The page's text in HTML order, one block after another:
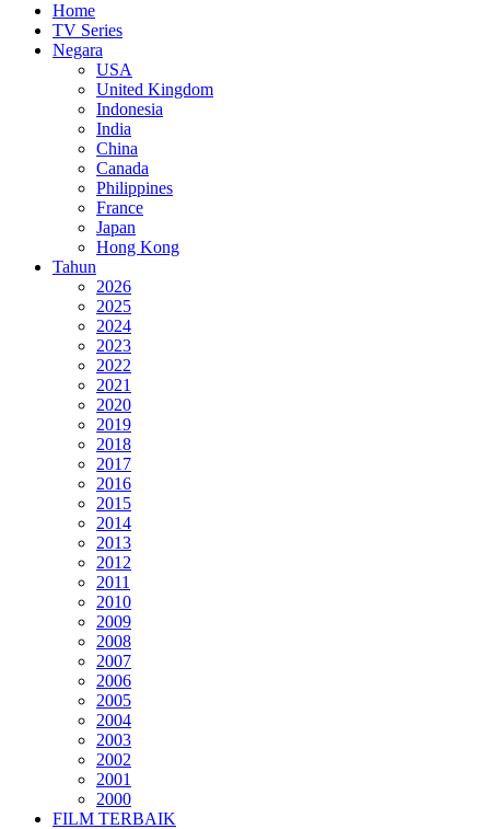
Home
TV Series
Negara
USA
United Kingdom
Indonesia
India
China
Canada
Philippines
France
Japan
Hong Kong
Tahun
2026
2025
2024
2023
2022
2021
2020
2019
2018
2017
2016
2015
2014
2013
2012
2011
2010
2009
2008
2007
2006
2005
2004
2003
2002
2001
2000
FILM TERBAIK